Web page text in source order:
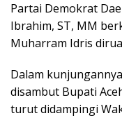
Partai Demokrat
Ibrahim, ST, MM
Muharram Idris
Dalam
disambut Bupati
turut didampingi